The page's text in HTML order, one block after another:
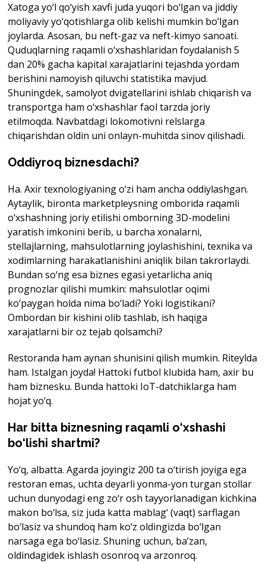
Xatoga yo‘l qo‘yish xavfi juda yuqori bo‘lgan va jiddiy
moliyaviy yo‘qotishlarga olib kelishi mumkin bo‘lgan
joylarda. Asosan, bu neft-gaz va neft-kimyo sanoati.
Quduqlarning raqamli o‘xshashlaridan foydalanish 5
dan 20% gacha kapital xarajatlarini tejashda yordam
berishini namoyish qiluvchi statistika mavjud.
Shuningdek, samolyot dvigatellarini ishlab chiqarish va
transportga ham o‘xshashlar faol tarzda joriy
etilmoqda. Navbatdagi lokomotivni relslarga
chiqarishdan oldin uni onlayn-muhitda sinov qilishadi.
Oddiyroq biznesdachi?
Ha. Axir texnologiyaning o‘zi ham ancha oddiylashgan.
Aytaylik, bironta marketpleysning omborida raqamli
o‘xshashning joriy etilishi omborning 3D-modelini
yaratish imkonini berib, u barcha xonalarni,
stellajlarning, mahsulotlarning joylashishini, texnika va
xodimlarning harakatlanishini aniqlik bilan takrorlaydi.
Bundan so‘ng esa biznes egasi yetarlicha aniq
prognozlar qilishi mumkin: mahsulotlar oqimi
ko‘paygan holda nima bo‘ladi? Yoki logistikani?
Ombordan bir kishini olib tashlab, ish haqiga
xarajatlarni bir oz tejab qolsamchi?
Restoranda ham aynan shunisini qilish mumkin. Riteylda
ham. Istalgan joyda! Hattoki futbol klubida ham, axir bu
ham biznesku. Bunda hattoki IoT-datchiklarga ham
hojat yo‘q.
Har bitta biznesning raqamli o‘xshashi
bo‘lishi shartmi?
Yo‘q, albatta. Agarda joyingiz 200 ta o‘tirish joyiga ega
restoran emas, uchta deyarli yonma-yon turgan stollar
uchun dunyodagi eng zo‘r osh tayyorlanadigan kichkina
makon bo‘lsa, siz juda katta mablag‘ (vaqt) sarflagan
bo‘lasiz va shundoq ham ko‘z oldingizda bo‘lgan
narsaga ega bo‘lasiz. Shuning uchun, ba’zan,
oldindagidek ishlash osonroq va arzonroq.